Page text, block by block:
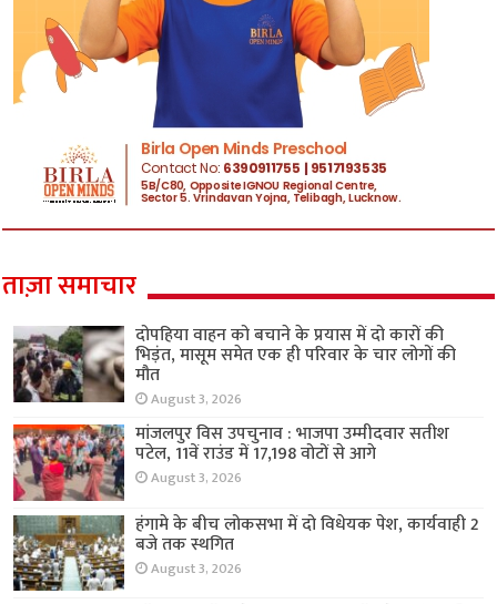
ताज़ा समाचार
दोपहिया वाहन को बचाने के प्रयास में दो कारों की
भिड़ंत, मासूम समेत एक ही परिवार के चार लोगों की
मौत
August 3, 2026
मांजलपुर विस उपचुनाव : भाजपा उम्मीदवार सतीश
पटेल, 11वें राउंड में 17,198 वोटों से आगे
August 3, 2026
हंगामे के बीच लोकसभा में दो विधेयक पेश, कार्यवाही 2
बजे तक स्थगित
August 3, 2026